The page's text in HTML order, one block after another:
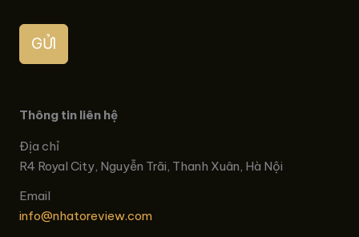
GỬI
Thông tin liên hệ
Địa chỉ
R4 Royal City, Nguyễn Trãi, Thanh Xuân, Hà Nội
Email
info@nhatoreview.com